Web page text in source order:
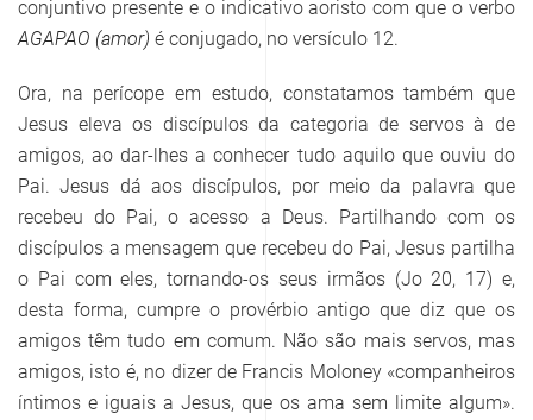
conjuntivo presente e o indicativo aoristo com que o verbo
AGAPAO (amor) é conjugado, no versículo 12.
Ora, na perícope em estudo, constatamos também que
Jesus eleva os discípulos da categoria de servos à de
amigos, ao dar-lhes a conhecer tudo aquilo que ouviu do
Pai. Jesus dá aos discípulos, por meio da palavra que
recebeu do Pai, o acesso a Deus. Partilhando com os
discípulos a mensagem que recebeu do Pai, Jesus partilha
o Pai com eles, tornando-os seus irmãos (Jo 20, 17) e,
desta forma, cumpre o provérbio antigo que diz que os
amigos têm tudo em comum. Não são mais servos, mas
amigos, isto é, no dizer de Francis Moloney «companheiros
íntimos e iguais a Jesus, que os ama sem limite algum».